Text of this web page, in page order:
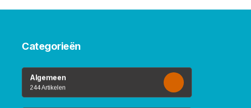
Categorieën
Algemeen
244 Artikelen